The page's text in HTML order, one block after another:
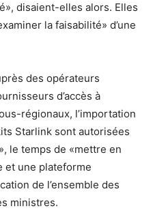
disaient-elles alors. Elles
la faisabilité» d’une
des opérateurs
d’accès à
régionaux, l’importation
Starlink sont autorisées
le temps de «mettre en
et une plateforme
de l’ensemble des
ministres.